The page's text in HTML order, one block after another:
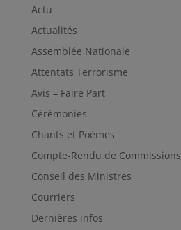
Actu
Actualités
Assemblée Nationale
Attentats Terrorisme
Avis – Faire Part
Cérémonies
Chants et Poèmes
Compte-Rendu de Commissions
Conseil des Ministres
Courriers
Dernières infos